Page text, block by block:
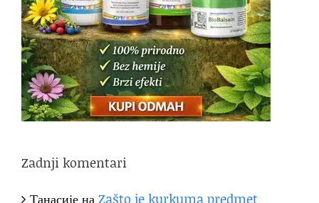
Zadnji komentari
ТанасијенаZašto je kurkuma predmet